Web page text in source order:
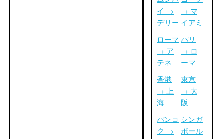
イ →
デリー
ローマ
→ ア
テネ
香港
→ 上
海
バンコ
ク →
→ マ
イアミ
パリ
→ ロ
ーマ
東京
→ 大
阪
シンガ
ポール